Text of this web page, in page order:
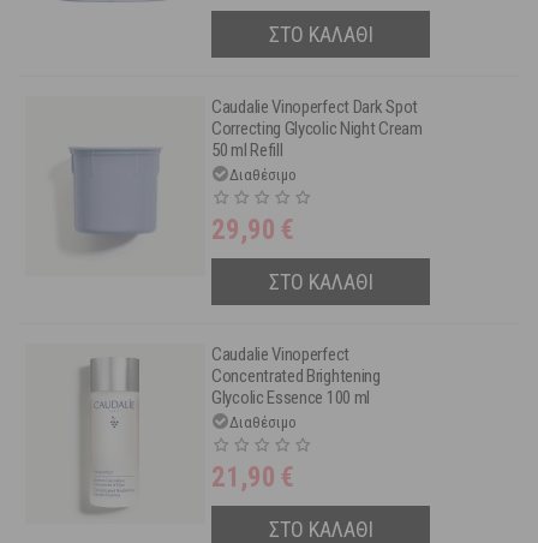
ΣΤΟ ΚΑΛΑΘΙ
Caudalie Vinoperfect Dark Spot
Correcting Glycolic Night Cream
50 ml Refill
Διαθέσιμο
29,90 €
ΣΤΟ ΚΑΛΑΘΙ
Caudalie Vinoperfect
Concentrated Brightening
Glycolic Essence 100 ml
Διαθέσιμο
21,90 €
ΣΤΟ ΚΑΛΑΘΙ